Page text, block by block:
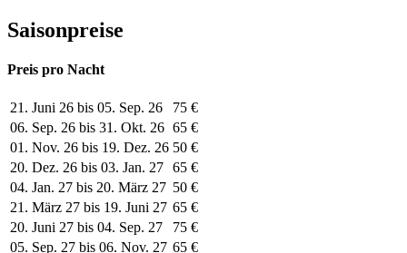
Saisonpreise
Preis pro Nacht
21. Juni 26 bis 05. Sep. 26
75 €
06. Sep. 26 bis 31. Okt. 26 65 €
01. Nov. 26 bis 19. Dez. 26 50 €
20. Dez. 26 bis 03. Jan. 27 65 €
04. Jan. 27 bis 20. März 27 50 €
21. März 27 bis 19. Juni 27 65 €
20. Juni 27 bis 04. Sep. 27
75 €
05. Sep. 27 bis 06. Nov. 27 65 €